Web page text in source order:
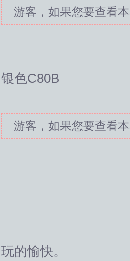
游客，如果您要查看
银色C80B
游客，如果您要查看
玩的愉快。